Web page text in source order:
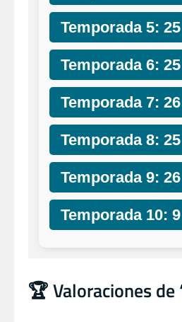
Temporada 5:
Temporada 6:
Temporada 7:
Temporada 8:
Temporada 9:
Temporada 10:
🏆 Valoraciones de